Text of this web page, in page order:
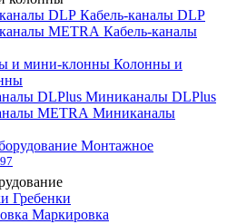
Кабель-каналы DLP
Кабель-каналы
Колонны и
Миниканалы DLPlus
Миниканалы
Монтажное
Гребенки
Маркировка